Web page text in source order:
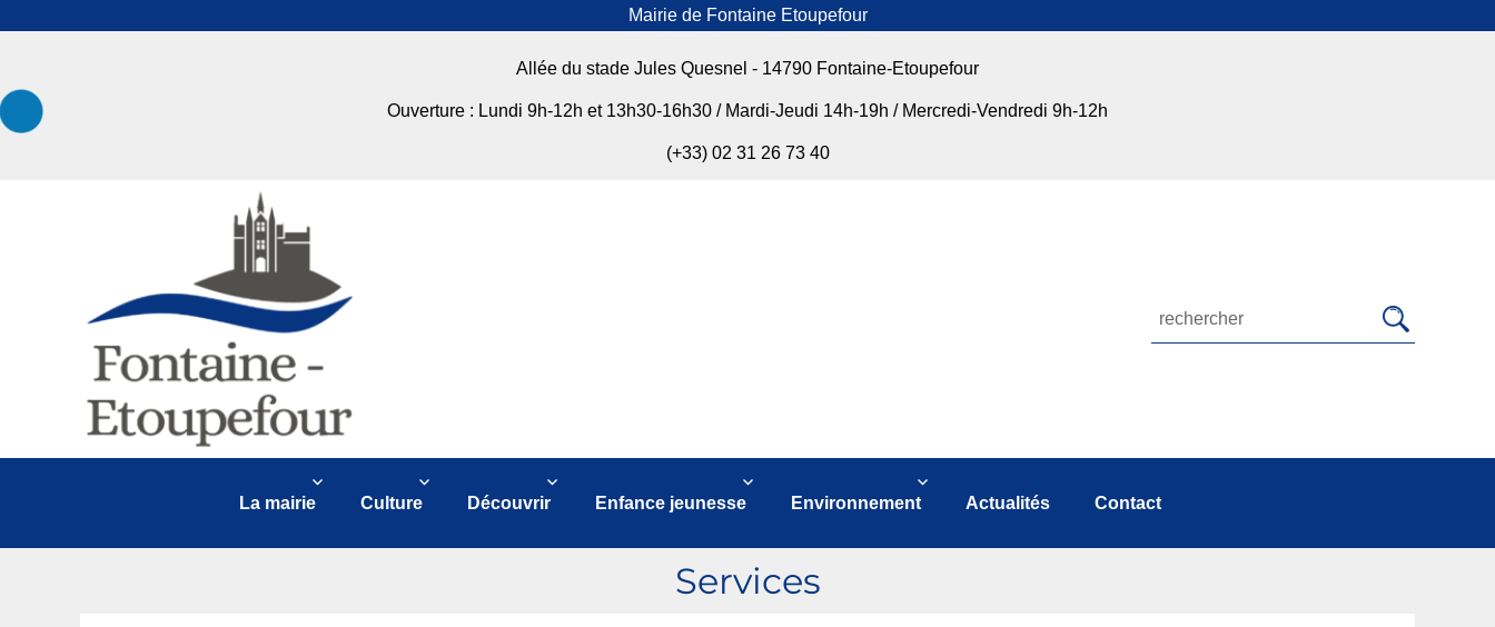
Mairie de Fontaine Etoupefour
Allée du stade Jules Quesnel - 14790 Fontaine-Etoupefour
Ouverture : Lundi 9h-12h et 13h30-16h30 / Mardi-Jeudi 14h-19h / Mercredi-Vendredi 9h-12h
(+33) 02 31 26 73 40
Mairie de Fontaine Etoupefour
Fontaine Etoupefour
La mairie Culture Découvrir Enfance jeunesse Environnement Actualités Contact
Services